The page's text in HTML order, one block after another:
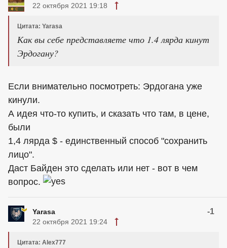
22 октября 2021 19:18
Цитата: Yarasa
Как вы себе представляете что 1.4 лярда кинут
Эрдогану?
Если внимательно посмотреть: Эрдогана уже
кинули.
А идея что-то купить, и сказать что там, в цене,
были
1,4 лярда $ - единственный способ "сохранить
лицо".
Даст Байден это сделать или нет - вот в чем
вопрос.
Yarasa -1
22 октября 2021 19:24
Цитата: Alex777